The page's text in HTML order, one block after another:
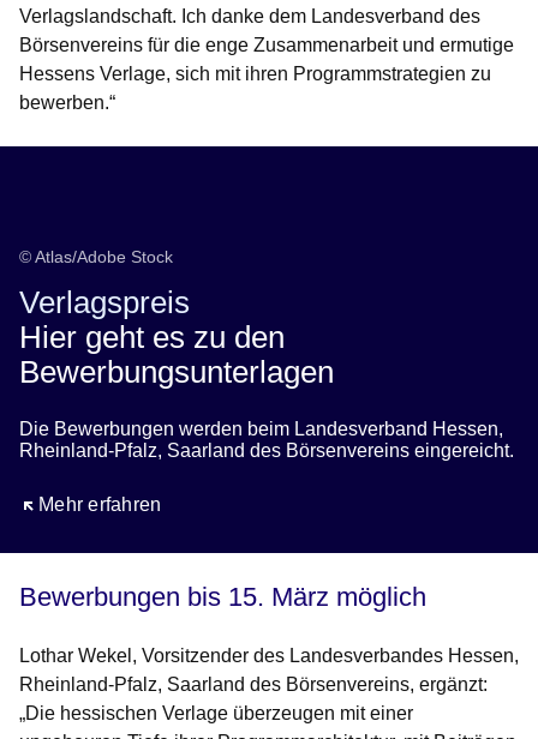
Verlagslandschaft. Ich danke dem Landesverband des
Börsenvereins für die enge Zusammenarbeit und ermutige
Hessens Verlage, sich mit ihren Programmstrategien zu
bewerben.“
© Atlas/Adobe Stock
Verlagspreis
Hier geht es zu den
Bewerbungsunterlagen
Die Bewerbungen werden beim Landesverband Hessen,
Rheinland-Pfalz, Saarland des Börsenvereins eingereicht.
Mehr erfahren
Öffnet sich in einem neuen Fenster
Bewerbungen bis 15. März möglich
Lothar Wekel, Vorsitzender des Landesverbandes Hessen,
Rheinland-Pfalz, Saarland des Börsenvereins, ergänzt:
„Die hessischen Verlage überzeugen mit einer